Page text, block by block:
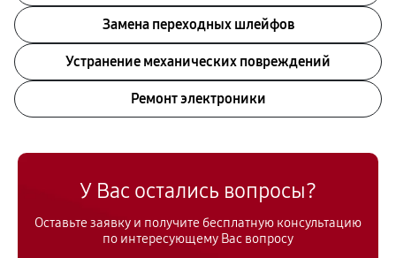
Замена переходных шлейфов
Устранение механических повреждений
Ремонт электроники
У Вас остались вопросы?
Оставьте заявку и получите бесплатную консультацию
по интересующему Вас вопросу